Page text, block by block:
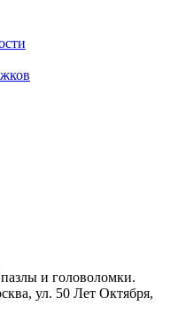
и головоломки.
ул. 50 Лет Октября,